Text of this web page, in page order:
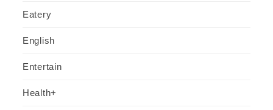
Eatery
English
Entertain
Health+